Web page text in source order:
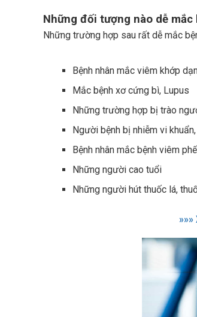
Những đối tượng nào dễ mắc
Những trường hợp sau rất dễ mắc
Bệnh nhân mắc viêm khớp
Mắc bệnh xơ cứng bì, Lupus
Những trường hợp bị trào
Người bệnh bị nhiễm vi
Bệnh nhân mắc bệnh viêm
Những người cao tuổi
Những người hút thuốc lá,